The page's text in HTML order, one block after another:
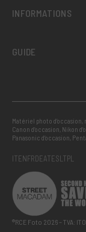
INFORMATIONS
GUIDE
Matériel photo
Canon d’occasion, Nikon
Panasonic d’occasion,
ITENFRDEATESLTPL
®RCE Foto 2026 – TVA: